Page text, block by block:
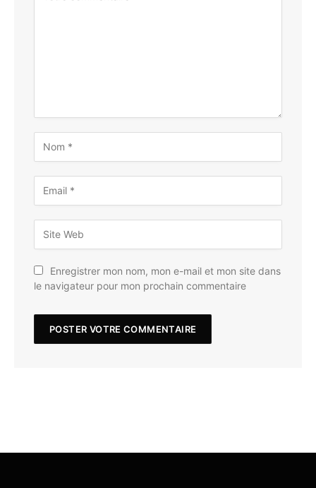
Enregistrer mon nom, mon e-mail et mon site dans
le navigateur pour mon prochain commentaire